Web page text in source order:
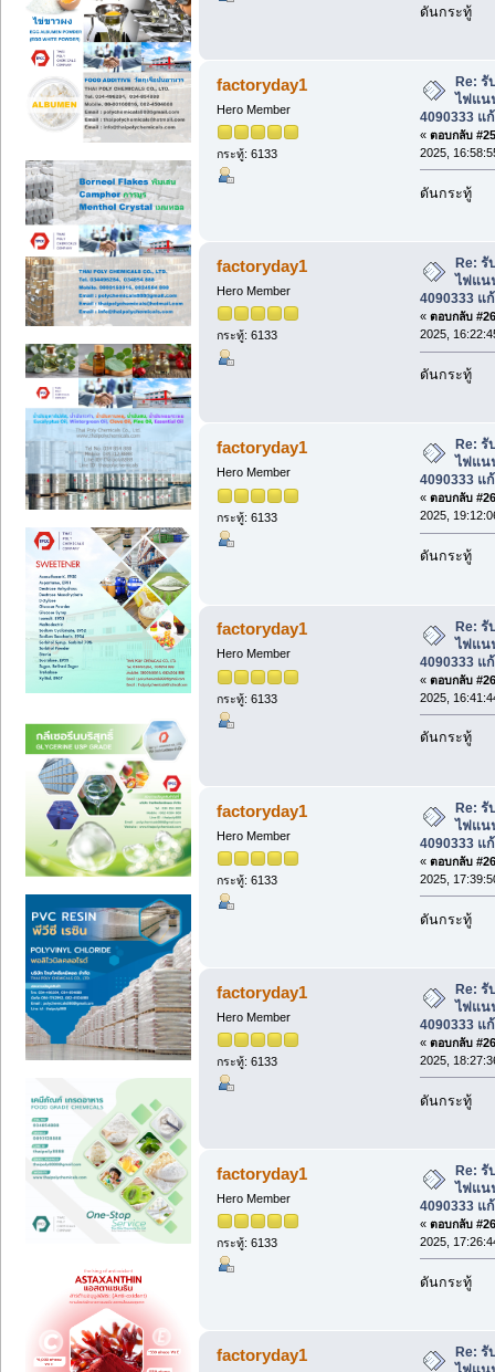
ดันกระทู้
factoryday1
Hero Member
กระทู้: 6133
Re:
ไฟแน
4090333 แ
« ตอบกลับ
2025,
ดันกระทู้
factoryday1
Hero Member
กระทู้: 6133
Re:
ไฟแน
4090333 แ
« ตอบกลับ
2025,
ดันกระทู้
factoryday1
Hero Member
กระทู้: 6133
Re:
ไฟแน
4090333 แ
« ตอบกลับ
2025,
ดันกระทู้
factoryday1
Hero Member
กระทู้: 6133
Re: รั
ไฟแน
4090333 แ
« ตอบกลับ
2025,
ดันกระทู้
factoryday1
Hero Member
กระทู้: 6133
Re: รั
ไฟแน
4090333 แ
« ตอบกลับ
2025,
ดันกระทู้
factoryday1
Hero Member
กระทู้: 6133
Re: รั
ไฟแน
4090333 แ
« ตอบกลับ
2025,
ดันกระทู้
factoryday1
Hero Member
กระทู้: 6133
Re:
ไฟแน
4090333 แ
« ตอบกลับ
2025,
ดันกระทู้
factoryday1
Re: